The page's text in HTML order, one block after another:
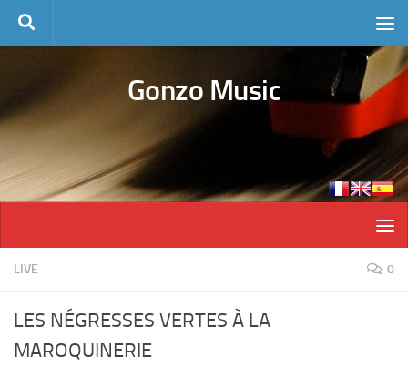
Skip to content
Gonzo Music
LIVE 0
LES NÉGRESSES VERTES À LA
MAROQUINERIE